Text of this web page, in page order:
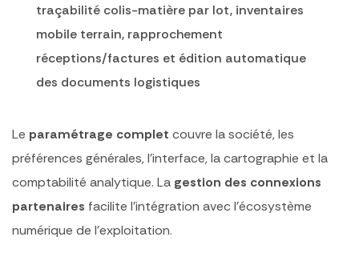
traçabilité colis-matière par lot, inventaires
mobile terrain, rapprochement
réceptions/factures et édition automatique
des documents logistiques
Le paramétrage complet couvre la société, les
préférences générales, l’interface, la cartographie et la
comptabilité analytique. La gestion des connexions
partenaires facilite l’intégration avec l’écosystème
numérique de l’exploitation.